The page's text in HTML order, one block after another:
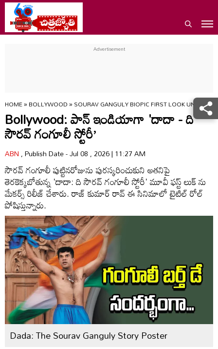
HOME»BOLLYWOOD»SOURAV GANGULY BIOPIC FIRST LOOK
Bollywood: పాన్ ఇండియాగా 'దాదా - ది
సౌర‌వ్ గంగూలీ స్టోరీ’
ABN, Publish Date - Jul 08 , 2026 | 11:27 AM
సౌరవ్ గంగూలీ పుట్టినరోజును పురస్కరించుకుని అతనిపై
తెరకెక్కబోతున్న 'దాదా: ది సౌరవ్ గంగూలీ స్టోరీ' మూవీ ఫస్ట్ లుక్ ను
మేకర్స్ రిలీజ్ చేశారు. రాజ్ కుమార్ రావ్ ఈ సినిమాలో టైటిల్ రోల్
పోషిస్తున్నారు.
Dada: The Sourav Ganguly Story Poster